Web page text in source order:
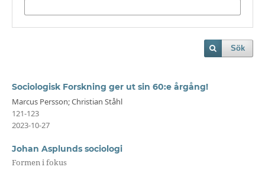
Sök
Sociologisk Forskning ger ut sin 60:e årgång!
Marcus Persson; Christian Ståhl
121-123
2023-10-27
Johan Asplunds sociologi
Formen i fokus